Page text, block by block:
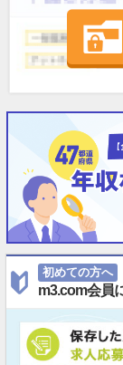
初めての方へ
m3.com会員